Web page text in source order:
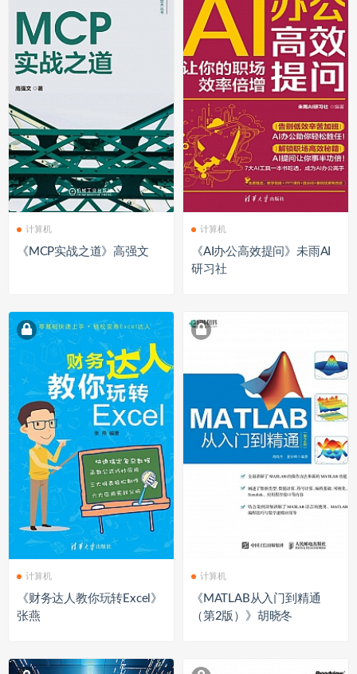
计算机
《MCP实战之道》高强文
计算机
《AI办公高效提问》未雨AI
研习社
计算机
《财务达人教你玩转Excel》
张燕
计算机
《MATLAB从入门到精通
（第2版）》胡晓冬